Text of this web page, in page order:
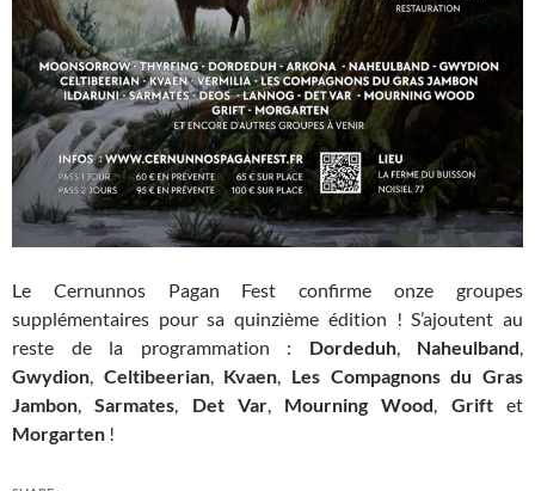
Le Cernunnos Pagan Fest confirme onze groupes
supplémentaires pour sa quinzième édition ! S’ajoutent au
reste de la programmation : Dordeduh, Naheulband,
Gwydion, Celtibeerian, Kvaen, Les Compagnons du Gras
Jambon,Sarmates, Det Var, Mourning Wood, Griftet
Morgarten !